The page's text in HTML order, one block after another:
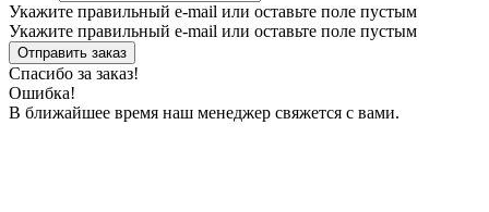
Укажите правильный e-mail или оставьте поле пустым
Укажите правильный e-mail или оставьте поле пустым
Спасибо за заказ!
Ошибка!
В ближайшее время наш менеджер свяжется с вами.